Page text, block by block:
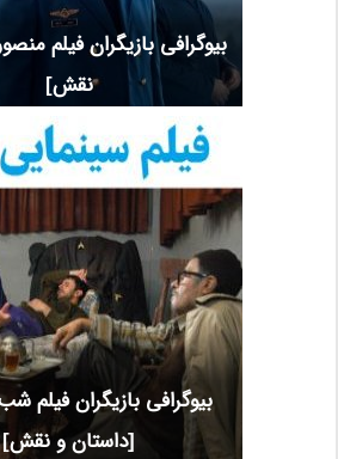
بیوگرافی بازیگران فیلم
نقش]
بیوگرافی بازیگران فیلم
[داستان و نقش]